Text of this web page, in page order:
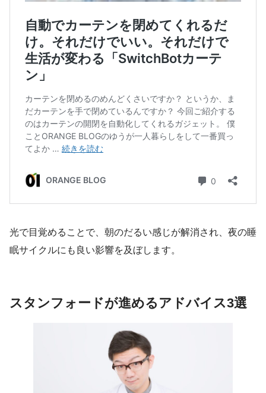
光で目覚めることで、朝のだるい感じが解消され、夜の睡
眠サイクルにも良い影響を及ぼします。
スタンフォードが進めるアドバイス3選